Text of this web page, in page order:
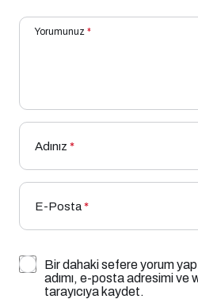
Yorumunuz *
Adınız *
E-Posta*
Bir dahaki sefere yorum
adımı, e-posta adresimi ve
tarayıcıya kaydet.